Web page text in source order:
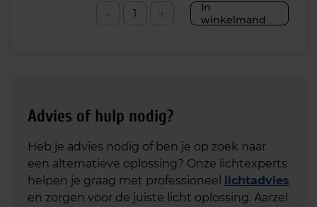
In
winkelmand
Advies of hulp nodig?
Heb je advies nodig of ben je op zoek naar
een alternatieve oplossing? Onze lichtexperts
helpen je graag met professioneel lichtadvies
en zorgen voor de juiste licht oplossing. Aarzel